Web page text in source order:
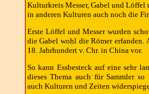
Kulturkreis Messer, Gabel und Löffel
in anderen Kulturen auch noch die
Erste Löffel und Messer wurden
die Gabel wohl die Römer erfanden.
18. Jahrhundert v. Chr. in China vor.
So kann Essbesteck auf eine sehr
dieses Thema auch für Sammler so
auch Kulturen und Zeiten